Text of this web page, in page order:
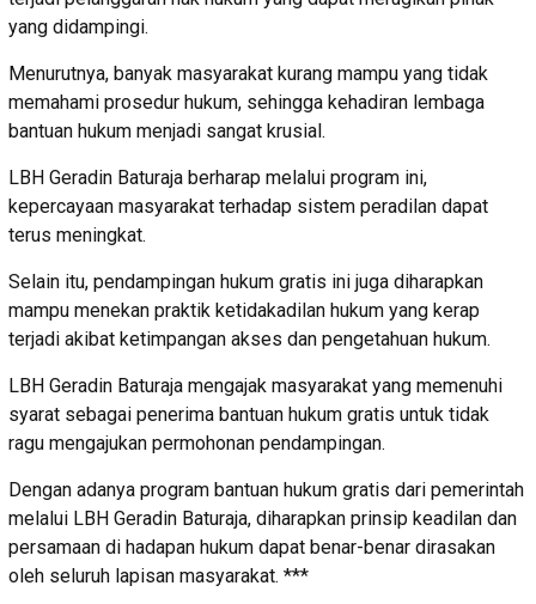
yang didampingi.
Menurutnya, banyak masyarakat kurang mampu yang tidak
memahami prosedur hukum, sehingga kehadiran lembaga
bantuan hukum menjadi sangat krusial.
LBH Geradin Baturaja berharap melalui program ini,
kepercayaan masyarakat terhadap sistem peradilan dapat
terus meningkat.
Selain itu, pendampingan hukum gratis ini juga diharapkan
mampu menekan praktik ketidakadilan hukum yang kerap
terjadi akibat ketimpangan akses dan pengetahuan hukum.
LBH Geradin Baturaja mengajak masyarakat yang memenuhi
syarat sebagai penerima bantuan hukum gratis untuk tidak
ragu mengajukan permohonan pendampingan.
Dengan adanya program bantuan hukum gratis dari pemerintah
melalui LBH Geradin Baturaja, diharapkan prinsip keadilan dan
persamaan di hadapan hukum dapat benar-benar dirasakan
oleh seluruh lapisan masyarakat. ***